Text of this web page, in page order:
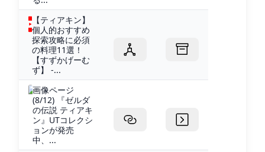
【ティアキン】
個人的おすすめ
探索攻略に必須
の料理11選！
【すずかげーむ
ず】 -...
画像ページ
(8/12) 『ゼルダ
の伝説 ティアキ
ン』UTコレクシ
ョンが発売
中、...